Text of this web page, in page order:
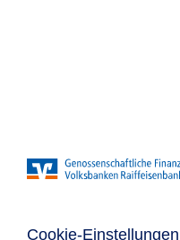
Cookie-Einstellungen